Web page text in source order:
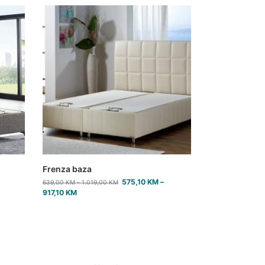
Frenza baza
639,00KM – 1.019,00KM 575,10KM –
917,10 KM